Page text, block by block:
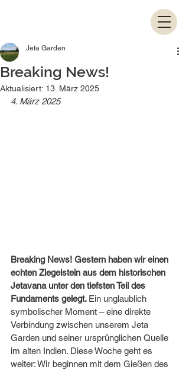
Breaking News!
Jeta Garden
Aktualisiert: 13. März 2025
4. März 2025
Breaking News! Gestern haben wir einen
echten Ziegelstein aus dem historischen
Jetavana unter den tiefsten Teil des
Fundaments gelegt. Ein unglaublich
symbolischer Moment – eine direkte
Verbindung zwischen unserem Jeta
Garden und seiner ursprünglichen Quelle
im alten Indien. Diese Woche geht es
weiter: Wir beginnen mit dem Gießen des